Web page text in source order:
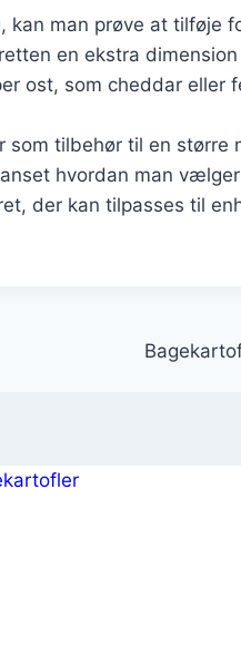
kan man prøve at tilføje
en ekstra
ost, som cheddar eller
tilbehør til en større
hvordan man
der kan tilpasses til